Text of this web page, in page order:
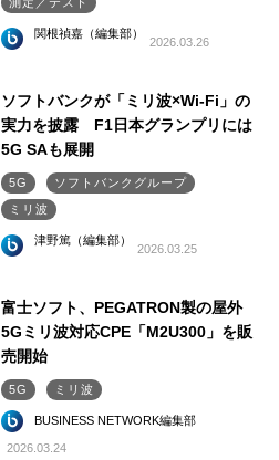
関根禎嘉（編集部）
2026.03.26
ソフトバンクが「ミリ波×Wi-Fi」の
実力を披露 F1日本グランプリには
5G SAも展開
5G
ソフトバンクグループ
ミリ波
津野篤（編集部）
2026.03.25
富士ソフト、PEGATRON製の屋外
5Gミリ波対応CPE「M2U300」を販
売開始
5G ミリ波
BUSINESS NETWORK編集部
2026.03.24